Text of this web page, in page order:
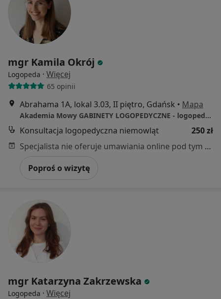
mgr Kamila Okrój
Logopeda · Więcej
65 opinii
Abrahama 1A, lokal 3.03, II piętro, Gdańsk • Mapa
Akademia Mowy GABINETY LOGOPEDYCZNE - logopeda Gdańsk
Konsultacja logopedyczna niemowląt
250 zł
Specjalista nie oferuje umawiania online pod tym adresem.
Poproś o wizytę
mgr Katarzyna Zakrzewska
Logopeda · Więcej